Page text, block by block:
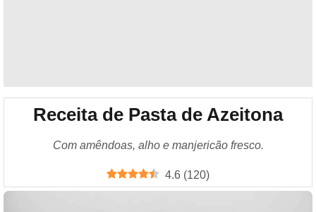
Receita de Pasta de Azeitona
Com amêndoas, alho e manjericão fresco.
4.6 (120)